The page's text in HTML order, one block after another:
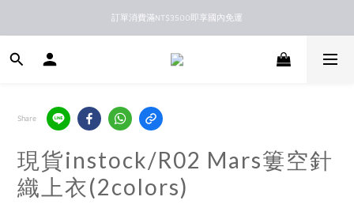
新馬港澳順豐到付配送
訂單消費滿NT$3500即享國內免運
新馬港澳順豐到付配送
Share
現貨instock/R02 Mars簍空針
織上衣(2colors)